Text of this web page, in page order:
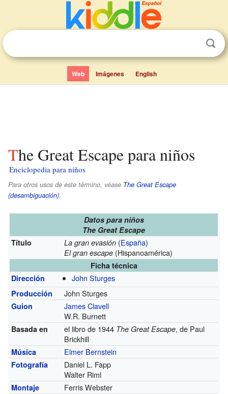
Web Imágenes English
The Great Escape para niños
Enciclopedia para niños
Para otros usos de este término, véase The Great Escape
(desambiguación).
Datos para niños
The Great Escape
Título
La gran evasión (España)
El gran escape (Hispanoamérica)
Ficha técnica
Dirección
John Sturges
Producción John Sturges
Guion
James Clavell
W.R. Burnett
Basada en el libro de 1944 The Great Escape, de Paul
Brickhill
Música Elmer Bernstein
Fotografía
Daniel L. Fapp
Walter Riml
Montaje Ferris Webster